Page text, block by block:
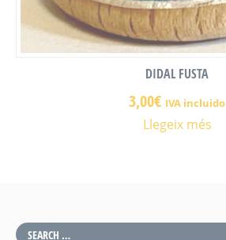
DIDAL FUSTA
3,00€ IVA incluido
Llegeix més